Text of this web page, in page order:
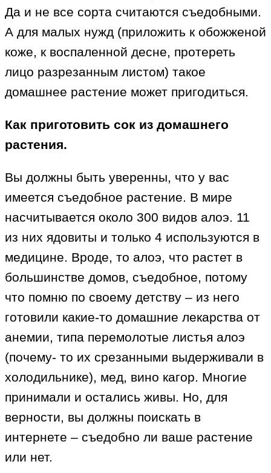
Да и не все сорта считаются съедобными.
А для малых нужд (приложить к обожженой
коже, к воспаленной десне, протереть
лицо разрезанным листом) такое
домашнее растение может пригодиться.
Как приготовить сок из домашнего
растения.
Вы должны быть уверенны, что у вас
имеется съедобное растение. В мире
насчитывается около 300 видов алоэ. 11
из них ядовиты и только 4 используются в
медицине. Вроде, то алоэ, что растет в
большинстве домов, съедобное, потому
что помню по своему детству – из него
готовили какие-то домашние лекарства от
анемии, типа перемолотые листья алоэ
(почему- то их срезанными выдерживали в
холодильнике), мед, вино кагор. Многие
принимали и остались живы. Но, для
верности, вы должны поискать в
интернете – съедобно ли ваше растение
или нет.